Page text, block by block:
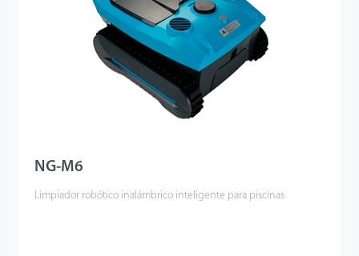
NG-M6
Limpiador robótico inalámbrico inteligente para piscinas